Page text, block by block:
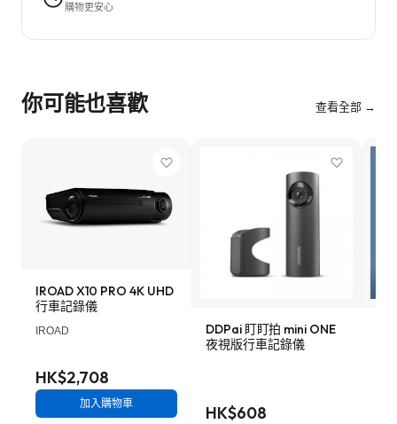
購物更安心
你可能也喜歡 查看全部 →
IROAD X10 PRO 4K UHD
行車記錄儀
IROAD
HK$2,708
加入購物車
DDPai 盯盯拍 mini ONE
夜視版行車記錄儀
HK$608